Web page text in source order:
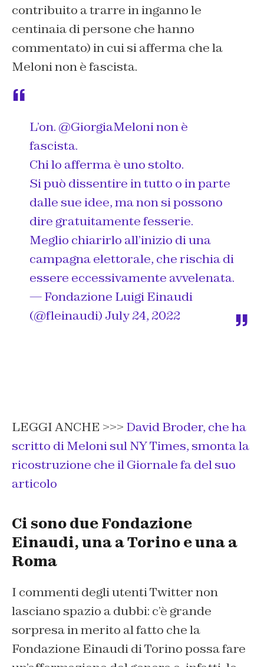
contribuito a trarre in inganno le
centinaia di persone che hanno
commentato) in cui si afferma che la
Meloni non è fascista.
L’on. @GiorgiaMeloninon è
fascista.
Chi lo afferma è uno stolto.
Si può dissentire in tutto o in parte
dalle sue idee, ma non si possono
dire gratuitamente fesserie.
Meglio chiarirlo all’inizio di una
campagna elettorale, che rischia di
essere eccessivamente avvelenata.
— Fondazione Luigi Einaudi
(@fleinaudi) July 24, 2022
LEGGI ANCHE >>> David Broder, che ha
scritto di Meloni sul NY Times, smonta la
ricostruzione che il Giornale fa del suo
articolo
Ci sono due Fondazione
Einaudi, una a Torino e una a
Roma
I commenti degli utenti Twitter non
lasciano spazio a dubbi: c’è grande
sorpresa in merito al fatto che la
Fondazione Einaudi di Torino possa fare